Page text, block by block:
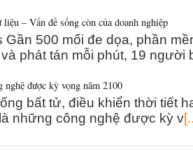
liệu – Vấn đề sống còn của doanh nghiệp
Gần 500 mối đe dọa, phần
phát tán mỗi phút, 19 người
nghệ được kỳ vọng năm 2100
bất tử, điều khiển thời tiết
những công nghệ được kỳ v